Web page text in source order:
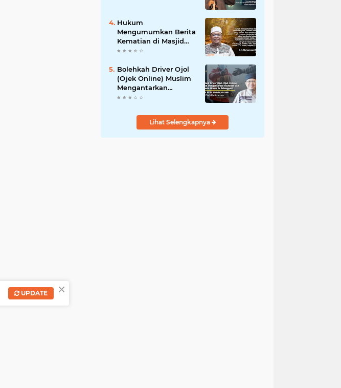
Hukum
Mengumumkan Berita
Kematian di Masjid
dan Medsos
Bolehkah Driver Ojol
(Ojek Online) Muslim
Mengantarkan
Makanan dan
Pelanggan?
Lihat Selengkapnya
×
UPDATE